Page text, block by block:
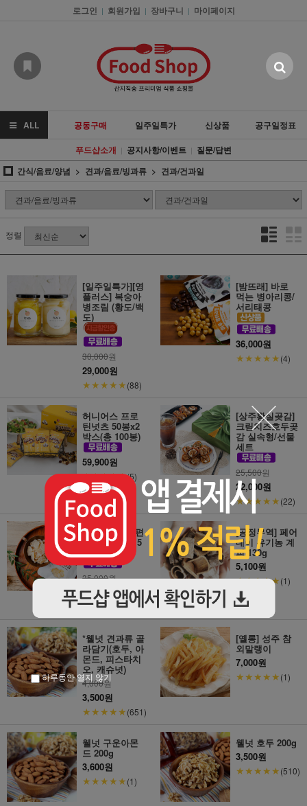
로그인 | 회원가입 | 장바구니 | 마이페이지
ALL 공동구매 일주일특가 신상품
공구일정표
푸드샵소개 | 공지사항/이벤트 | 질문/답변
간식/음료/양념
견과/음료/빙과류 견과/건과일
정렬
[일주일특가][영
플러스] 복숭아
병조림 (황도/백
도)
30,000원
29,000원
★★★★★(88)
[밤뜨래] 바로
먹는 병아리콩/
서리태콩
36,000원
★★★★★(4)
허니어스 프로
틴넛츠 50봉x2
박스(총 100봉)
59,900원
★★★★★(5)
[상주황실곶감]
크림치즈호두곶
감 실속형/선물
세트
25,500원
22,000원
★★★★★(22)
[진저원] 하루편
강 오리지널 15
gx30봉
35,000원
33,000원
★★★★★(81)
[공정무역] 페어
데이 유기농 계
피 130g
5,100원
★★★★★(1)
*웰넛 견과류 골
라담기(호두, 아
몬드, 피스타치
오, 캐슈넛)
4,000원
3,500원
★★★★★(651)
[옐롱] 성주 참
외말랭이
7,000원
★★★★★(1)
웰넛 구운아몬
드 200g
3,600원
★★★★★(1)
웰넛 호두 200g
3,500원
★★★★★(510)
하루동안 열지 않기